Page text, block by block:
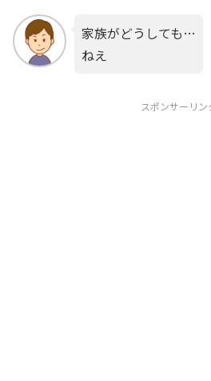
家族がどうしても…
ねえ
スポンサーリン